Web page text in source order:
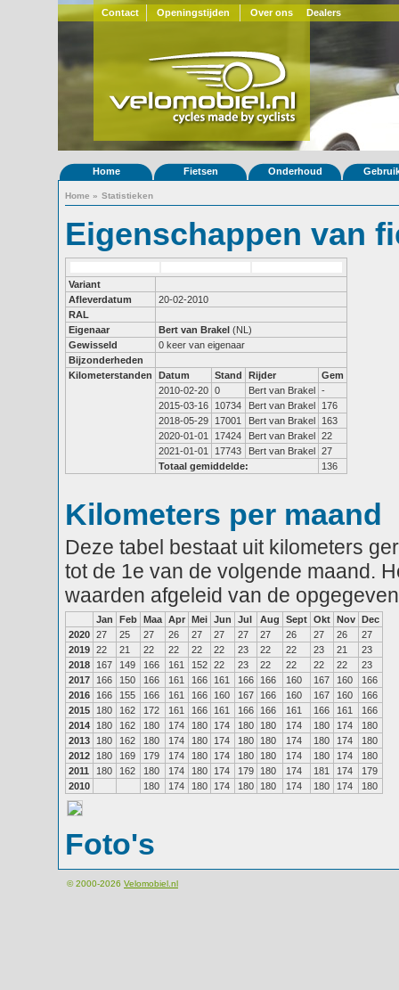
Contact Openingstijden Over ons Dealers
Home Fietsen Onderhoud
Home » Statistieken
Eigenschappen van
Variant
Afleverdatum
20-02-2010
RAL
Eigenaar
Bert van Brakel (NL)
Gewisseld
0 keer van eigenaar
Bijzonderheden
Kilometerstanden
Datum Stand Rijder
Gem
2010-02-20 0 Bert van Brakel -
2015-03-16
10734 Bert van Brakel
176
2018-05-29
17001 Bert van Brakel
163
2020-01-01
17424 Bert van Brakel 22
2021-01-01
17743 Bert van Brakel 27
Totaal gemiddelde:
136
Kilometers per maand
Deze tabel bestaat uit kilometers
tot de 1e van de volgende maand.
waarden afgeleid van de
Jan Feb Maa Apr Mei Jun Jul Aug Sept Okt Nov Dec
2020 27 25 27 26 27 27 27 27 26 27 26
27
2019 22 21 22 22 22 22 23 22 22 23 21
23
2018
167 149 166 161 152 22 23 22 22 22 22
23
2017
166 150 166 161 166 161 166 166 160 167 160
166
2016
166 155 166 161 166 160 167 166 160 167 160
166
2015
180 162 172 161 166 161 166 166 161 166 161
166
2014
180 162 180 174 180 174 180 180 174 180 174
180
2013
180 162 180 174 180 174 180 180 174 180 174
180
2012
180 169 179 174 180 174 180 180 174 180 174
180
2011
180 162 180 174 180 174 179 180 174 181 174
179
2010
180 174 180 174 180 180 174 180 174 180
Foto's
© 2000-2026 Velomobiel.nl